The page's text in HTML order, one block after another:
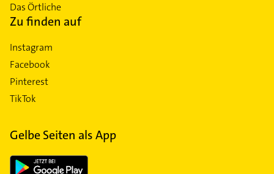
Das Örtliche
Zu finden auf
Instagram
Facebook
Pinterest
TikTok
Gelbe Seiten als App